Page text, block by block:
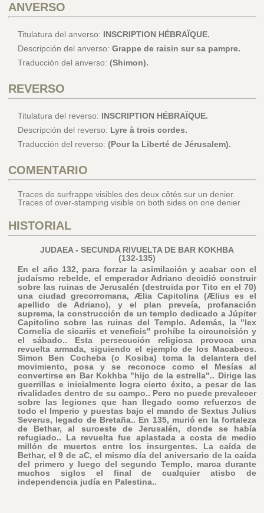
ANVERSO
Titulatura del anverso: INSCRIPTION HÉBRAÏQUE.
Descripción del anverso: Grappe de raisin sur sa pampre.
Traducción del anverso: (Shimon).
REVERSO
Titulatura del reverso: INSCRIPTION HÉBRAÏQUE.
Descripción del reverso: Lyre à trois cordes.
Traducción del reverso: (Pour la Liberté de Jérusalem).
COMENTARIO
Traces de surfrappe visibles des deux côtés sur un denier.
Traces of over-stamping visible on both sides on one denier
HISTORIAL
JUDAEA - SECUNDA RIVUELTA DE BAR KOKHBA
(132-135)
En el año 132, para forzar la asimilación y acabar con el
judaísmo rebelde, el emperador Adriano decidió construir
sobre las ruinas de Jerusalén (destruida por Tito en el 70)
una ciudad grecorromana, Ælia Capitolina (Ælius es el
apellido de Adriano), y el plan preveía, profanación
suprema, la construcción de un templo dedicado a Júpiter
Capitolino sobre las ruinas del Templo. Además, la "lex
Cornelia de sicariis et veneficis" prohíbe la circuncisión y
el sábado.. Esta persecución religiosa provoca una
revuelta armada, siguiendo el ejemplo de los Macabeos.
Simon Ben Cocheba (o Kosiba) toma la delantera del
movimiento, posa y se reconoce como el Mesías al
convertirse en Bar Kokhba "hijo de la estrella".. Dirige las
guerrillas e inicialmente logra cierto éxito, a pesar de las
rivalidades dentro de su campo.. Pero no puede prevalecer
sobre las legiones que han llegado como refuerzos de
todo el Imperio y puestas bajo el mando de Sextus Julius
Severus, legado de Bretaña.. En 135, murió en la fortaleza
de Bethar, al suroeste de Jerusalén, donde se había
refugiado.. La revuelta fue aplastada a costa de medio
millón de muertos entre los insurgentes. La caída de
Bethar, el 9 de aC, el mismo día del aniversario de la caída
del primero y luego del segundo Templo, marca durante
muchos siglos el final de cualquier atisbo de
independencia judía en Palestina..